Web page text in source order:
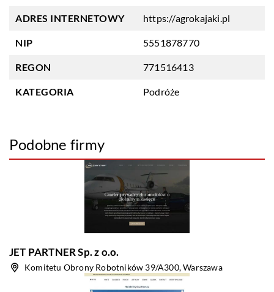
ADRES INTERNETOWY https://agrokajaki.pl
NIP 5551878770
REGON 771516413
KATEGORIA Podróże
Podobne firmy
JET PARTNER Sp. z o.o.
Komitetu Obrony Robotników 39/A300, Warszawa